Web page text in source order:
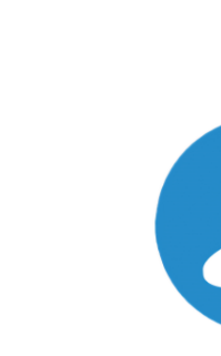
گران‌ترین